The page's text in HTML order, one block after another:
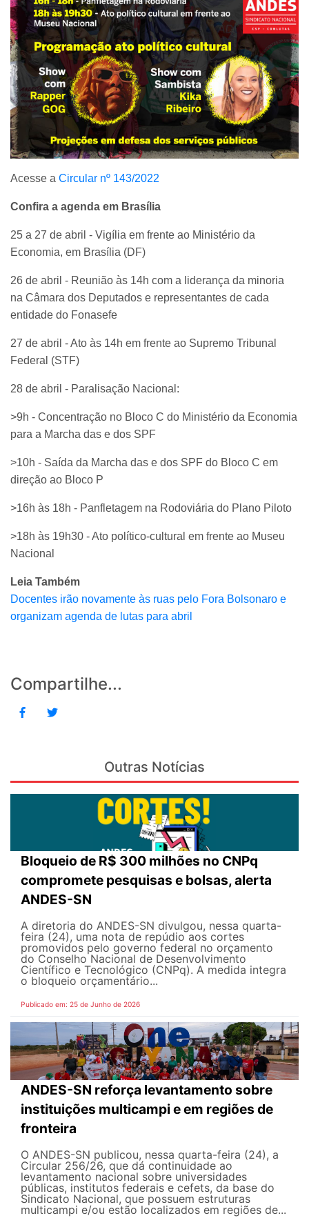
Acesse a Circular nº 143/2022
Confira a agenda em Brasília
25 a 27 de abril - Vigília em frente ao Ministério da
Economia, em Brasília (DF)
26 de abril - Reunião às 14h com a liderança da minoria
na Câmara dos Deputados e representantes de cada
entidade do Fonasefe
27 de abril - Ato às 14h em frente ao Supremo Tribunal
Federal (STF)
28 de abril - Paralisação Nacional:
>9h - Concentração no Bloco C do Ministério da Economia
para a Marcha das e dos SPF
>10h - Saída da Marcha das e dos SPF do Bloco C em
direção ao Bloco P
>16h às 18h - Panfletagem na Rodoviária do Plano Piloto
>18h às 19h30 - Ato político-cultural em frente ao Museu
Nacional
Leia Também
Docentes irão novamente às ruas pelo Fora Bolsonaro e
organizam agenda de lutas para abril
Compartilhe...
Outras Notícias
Bloqueio de R$ 300 milhões no CNPq
compromete pesquisas e bolsas, alerta
ANDES-SN
A diretoria do ANDES-SN divulgou, nessa quarta-
feira (24), uma nota de repúdio aos cortes
promovidos pelo governo federal no orçamento
do Conselho Nacional de Desenvolvimento
Científico e Tecnológico (CNPq). A medida integra
o bloqueio orçamentário...
Publicado em: 25 de Junho de 2026
ANDES-SN reforça levantamento sobre
instituições multicampi e em regiões de
fronteira
O ANDES-SN publicou, nessa quarta-feira (24), a
Circular 256/26, que dá continuidade ao
levantamento nacional sobre universidades
públicas, institutos federais e cefets, da base do
Sindicato Nacional, que possuem estruturas
multicampi e/ou estão localizados em regiões de...